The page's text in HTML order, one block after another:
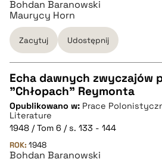
BIBTEX
pobierz cytat
Bohdan Baranowski
Maurycy Horn
Zacytuj Udostępnij
CZYSTY TEKST
pobierz cytat
Echa dawnych zwyczajów
"Chłopach" Reymonta
Opublikowano w: Prace
Literature
1948 / Tom 6 / s. 133 - 144
ROK: 1948
Bohdan Baranowski